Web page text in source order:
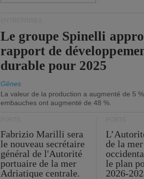
Le groupe Spinelli
rapport de
durable pour 2025
Gênes
La valeur de la production a augmenté de 5
embauches ont augmenté de 48 %.
Fabrizio Marilli sera
le nouveau secrétaire
général de l'Autorité
portuaire de la mer
Adriatique centrale.
de la
le plan
2026-